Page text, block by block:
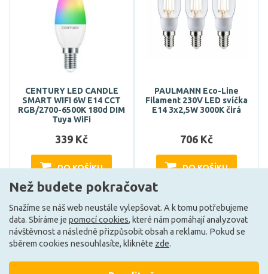
CENTURY LED CANDLE
SMART WIFI 6W E14 CCT
RGB/2700-6500K 180d DIM
Tuya WiFi
339 Kč
DO KOŠÍKU
Může být u Vás 17. 8.
PAULMANN Eco-Line
Filament 230V LED svíčka
E14 3x2,5W 3000K čirá
706 Kč
DO KOŠÍKU
Může být u Vás 17. 8.
Než budete pokračovat
Snažíme se náš web neustále vylepšovat. A k tomu potřebujeme
data. Sbíráme je pomocí cookies, které nám pomáhají analyzovat
návštěvnost a následně přizpůsobit obsah a reklamu. Pokud se
sběrem cookies nesouhlasíte, klikněte zde.